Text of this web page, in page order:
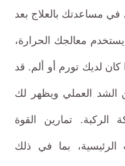
في مساعدتك بالعلاج بعد
معالجك الحرارة،
كان لديك تورم أو ألم. قد
الشد العملي ويظهر لك
تمارين القوة
بما في ذلك